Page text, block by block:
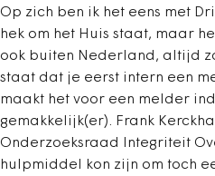
Op zich ben ik het eens met
hek om het Huis staat, maar
ook buiten Nederland, altijd
staat dat je eerst intern een
maakt het voor een melder
gemakkelijk(er). Frank
Onderzoeksraad Integriteit
hulpmiddel kon zijn om toch